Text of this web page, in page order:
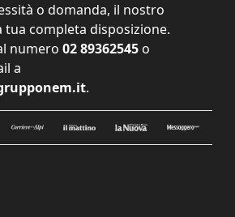
o domanda, il nostro
tua completa disposizione.
numero 02 89362545 o
a
.